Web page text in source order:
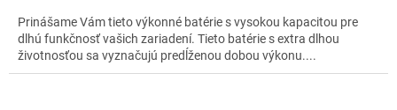
Prinášame Vám tieto výkonné batérie s vysokou kapacitou pre
dlhú funkčnosť vašich zariadení. Tieto batérie s extra dlhou
životnosťou sa vyznačujú predĺženou dobou výkonu....